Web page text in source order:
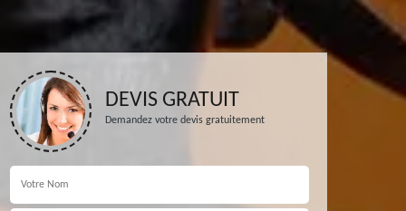
DEVIS GRATUIT
Demandez votre devis gratuitement